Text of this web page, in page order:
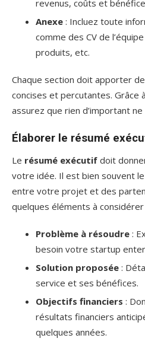
revenus, coûts et
Anexe : Incluez toute
comme des CV de
produits, etc.
Chaque section doit apporter
concises et percutantes. Grâce
assurez que rien d’important ne
Élaborer le résumé
Le résumé exécutif doit
votre idée. Il est bien souvent
entre votre projet et des
quelques éléments à considérer
Problème à résoudre :
besoin votre startup
Solution proposée :
service et ses bénéfices.
Objectifs financiers :
résultats financiers
quelques années.